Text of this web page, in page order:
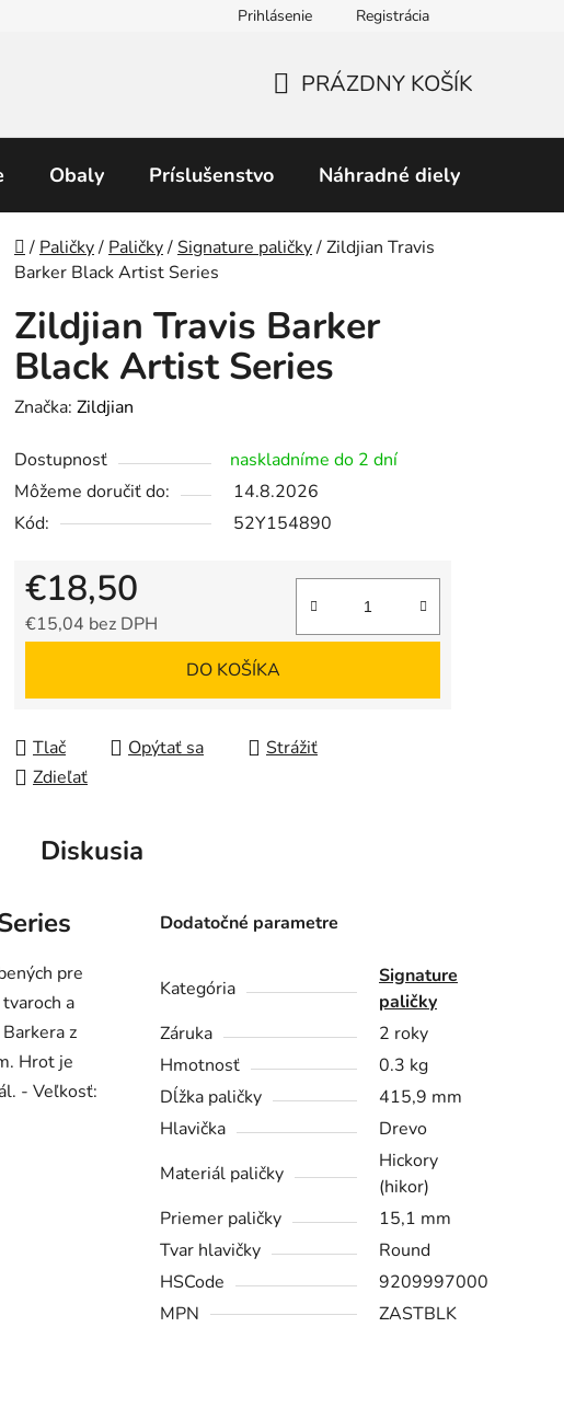
Obchodné podmienky Predávané značky
Prihlásenie Registrácia
KOŠÍK
PRÁZDNY KOŠÍK
Obaly Príslušenstvo Náhradné diely
Domov
/ Paličky/ Paličky/Signature paličky/Zildjian Travis
Barker Black Artist Series
Zildjian Travis Barker
Black Artist Series
Značka: Zildjian
Dostupnosť
naskladníme do 2 dní
Môžeme doručiť do:
14.8.2026
Kód:
52Y154890
€18,50
€15,04 bez DPH
DO KOŠÍKA
Tlač Opýtať sa
Strážiť
Zdieľať
Diskusia
pre
a
z
Hrot je
- Veľkosť:
Dodatočné parametre
Kategória
Signature
paličky
Záruka
2 roky
Hmotnosť
0.3 kg
Dĺžka paličky
415,9 mm
Hlavička
Drevo
Materiál paličky
Hickory
(hikor)
Priemer paličky
15,1 mm
Tvar hlavičky
Round
HSCode
9209997000
MPN
ZASTBLK